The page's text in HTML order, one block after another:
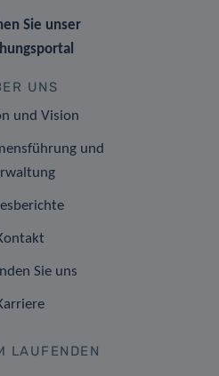
Sie unser
UNS
und Vision
und
Sie uns
LAUFENDEN